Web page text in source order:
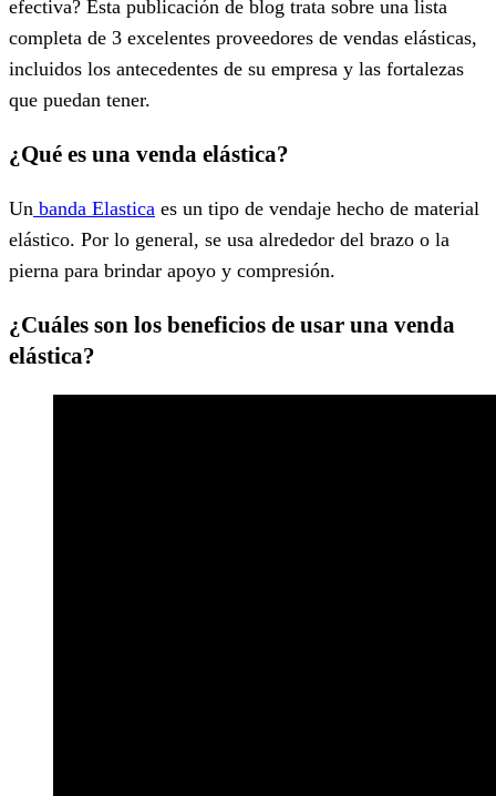
efectiva? Esta publicación de blog trata sobre una lista
completa de 3 excelentes proveedores de vendas elásticas,
incluidos los antecedentes de su empresa y las fortalezas
que puedan tener.
¿Qué es una venda elástica?
Un banda Elastica es un tipo de vendaje hecho de material
elástico. Por lo general, se usa alrededor del brazo o la
pierna para brindar apoyo y compresión.
¿Cuáles son los beneficios de usar una venda
elástica?